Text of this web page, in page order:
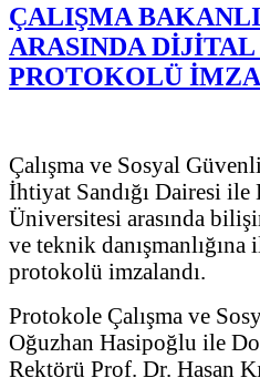
ÇALIŞMA
ARASINDA
PROTOKOLÜ
Çalışma ve Sosyal
İhtiyat Sandığı Dairesi
Üniversitesi arasında
ve teknik
protokolü imzalandı.
Protokole Çalışma ve
Oğuzhan Hasipoğlu ile
Rektörü Prof. Dr. Hasan